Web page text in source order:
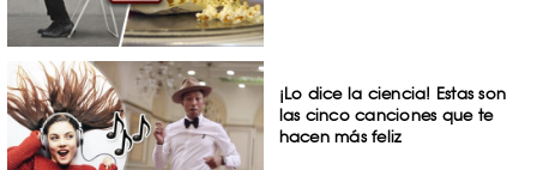
¡Lo dice la ciencia! Estas son
las cinco canciones que te
hacen más feliz